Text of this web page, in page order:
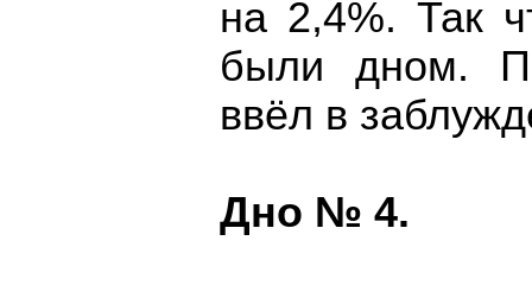
на 2,4%. Так
были дном.
ввёл в
Дно № 4.